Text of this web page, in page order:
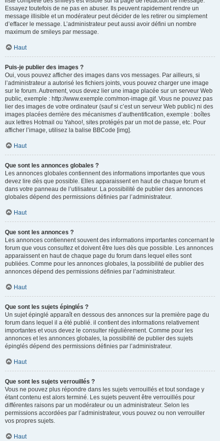
Essayez toutefois de ne pas en abuser. Ils peuvent rapidement rendre un
message illisible et un modérateur peut décider de les retirer ou simplement
d’effacer le message. L’administrateur peut aussi avoir défini un nombre
maximum de smileys par message.
Haut
Puis-je publier des images ?
Oui, vous pouvez afficher des images dans vos messages. Par ailleurs, si
l’administrateur a autorisé les fichiers joints, vous pouvez charger une image
sur le forum. Autrement, vous devez lier une image placée sur un serveur Web
public, exemple : http://www.exemple.com/mon-image.gif. Vous ne pouvez pas
lier des images de votre ordinateur (sauf si c’est un serveur Web public) ni des
images placées derrière des mécanismes d’authentification, exemple : boîtes
aux lettres Hotmail ou Yahoo!, sites protégés par un mot de passe, etc. Pour
afficher l’image, utilisez la balise BBCode [img].
Haut
Que sont les annonces globales ?
Les annonces globales contiennent des informations importantes que vous
devez lire dès que possible. Elles apparaissent en haut de chaque forum et
dans votre panneau de l’utilisateur. La possibilité de publier des annonces
globales dépend des permissions définies par l’administrateur.
Haut
Que sont les annonces ?
Les annonces contiennent souvent des informations importantes concernant le
forum que vous consultez et doivent être lues dès que possible. Les annonces
apparaissent en haut de chaque page du forum dans lequel elles sont
publiées. Comme pour les annonces globales, la possibilité de publier des
annonces dépend des permissions définies par l’administrateur.
Haut
Que sont les sujets épinglés ?
Un sujet épinglé apparaît en dessous des annonces sur la première page du
forum dans lequel il a été publié. il contient des informations relativement
importantes et vous devez le consulter régulièrement. Comme pour les
annonces et les annonces globales, la possibilité de publier des sujets
épinglés dépend des permissions définies par l’administrateur.
Haut
Que sont les sujets verrouillés ?
Vous ne pouvez plus répondre dans les sujets verrouillés et tout sondage y
étant contenu est alors terminé. Les sujets peuvent être verrouillés pour
différentes raisons par un modérateur ou un administrateur. Selon les
permissions accordées par l’administrateur, vous pouvez ou non verrouiller
vos propres sujets.
Haut